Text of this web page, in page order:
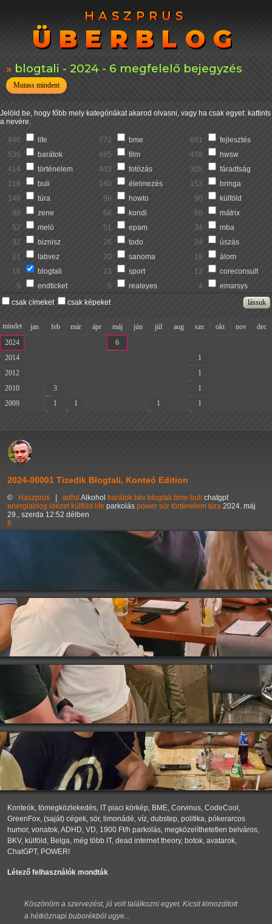
HASZPRUS
ÜBERBLOG
HASZPRUS
ÜBERBLOG
blogtali - 2024 - 6 megfelelő bejegyzés
Mutass mindent
Jelöld be, hogy főbb mely kategóriákat akarod olvasni, vagy ha csak egyet: kattints
a nevére.
940 life 772 bme 691
fejlesztés
538
barátok 465 film 436
hwsw
414
történelem 403 fotózás 305
fáradtság
218
buli 160 élelmezés 153
bringa
148
túra 96 howto 90
külföld
90
zene 68 kondi 68
mátrix
52
meló 51 epam 34
mba
32
biznisz 26 todo 24
úszás
21
labvez 20 sanoma 16
álom
16
blogtali 13 sport 12
coreconsult
9
endticket 5 realeyes 4
emarsys
csak címeket
csak képeket
mindet jan feb már ápr máj jún júl aug sze okt nov
dec
2024
6
2014
1
2012
1
2010
3 1
2009
1 1 1 1
2024-00001 Tizedik Blogtali, Konteó Edition
© Haszprus adhd Alkohol barátok bkv blogtali bme buli chatgpt
energiablog idézet külföld life parkolás power sör történelem túra 2024. máj
29., szerda 12:52 délben
6
Konteók, tömegközlekedés, IT piaci körkép, BME, Corvinus, CodeCool,
GreenFox, (saját) cégek, sör, limonádé, víz, dubstep, politika, pókerarcos
humor, vonatok, ADHD, VD, 1900 Ft/h parkolás, megközelíthetetlen belváros,
BKV, külföld, Belga, még több IT, dead internet theory, botok, avatarok,
ChatGPT, POWER!
Létező felhasználók mondták
Köszönöm a szervezést, jó volt találkozni egyet. Kicsit kimozdított
a hétköznapi buborékból ugye...